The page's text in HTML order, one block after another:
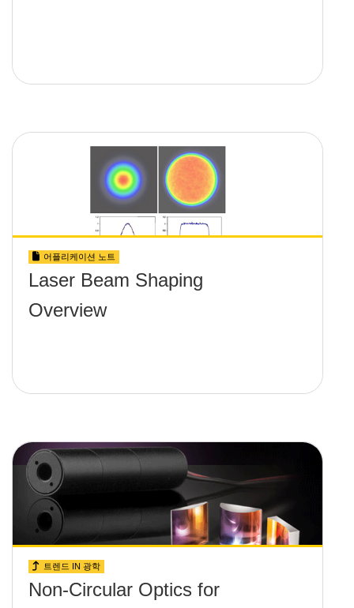
어플리케이션 노트
Laser Beam Shaping
Overview
트렌드 IN 광학
Non-Circular Optics for